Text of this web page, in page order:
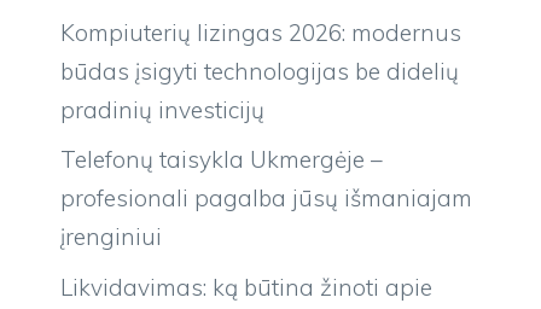
Kompiuterių lizingas 2026: modernus
būdas įsigyti technologijas be didelių
pradinių investicijų
Telefonų taisykla Ukmergėje –
profesionali pagalba jūsų išmaniajam
įrenginiui
Likvidavimas: ką būtina žinoti apie